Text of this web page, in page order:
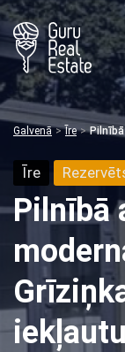
Galvenā Īre
Īre
Pilnībā